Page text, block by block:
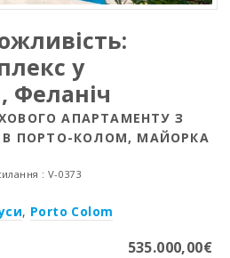
у
Феланіч
АПАРТАМЕНТУ З
ПОРТО-КОЛОМ, МАЙОРКА
: V-0373
, Porto Colom
535.000,00€